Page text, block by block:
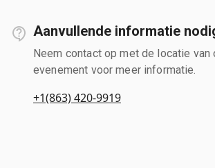
Aanvullende informatie
Neem contact op met de locatie van
evenement voor meer informatie.
+1(863) 420-9919